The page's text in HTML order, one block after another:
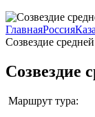
ГлавнаяРоссия
Созвездие
Созвездие
Маршрут тура: